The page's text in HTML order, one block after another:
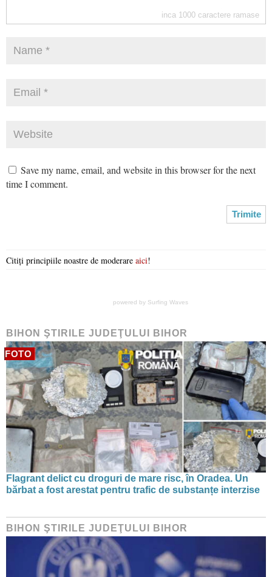
inca 1000 caractere ramase
Save my name, email, and website in this browser for the next
time I comment.
Citiți principiile noastre de moderare aici!
powered by Surfing Waves
BIHON ŞTIRILE JUDEŢULUI BIHOR
FOTO
Flagrant delict cu droguri de mare risc, în Oradea. Un
bărbat a fost arestat pentru trafic de substanțe interzise
BIHON ŞTIRILE JUDEŢULUI BIHOR